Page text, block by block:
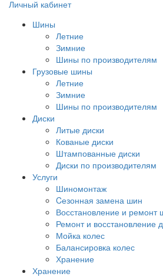
Личный кабинет
Шины
Летние
Зимние
Шины по производителям
Грузовые шины
Летние
Зимние
Шины по производителям
Диски
Литые диски
Кованые диски
Штампованные диски
Диски по производителям
Услуги
Шиномонтаж
Cезонная замена шин
Восстановление и ремонт
Ремонт и восстановление
Мойка колес
Балансировка колес
Хранение
Хранение